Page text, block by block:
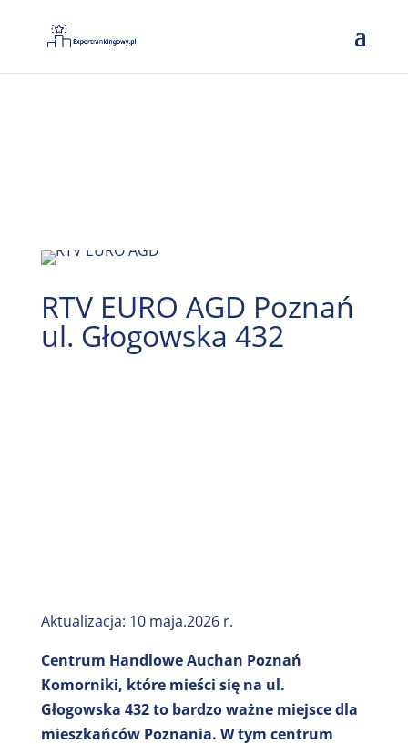
RTV EURO AGD Poznań
ul. Głogowska 432
Aktualizacja: 10 maja.2026 r.
Centrum Handlowe Auchan Poznań
Komorniki, które mieści się na ul.
Głogowska 432 to bardzo ważne miejsce dla
mieszkańców Poznania. W tym centrum